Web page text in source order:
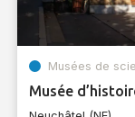
Musées de
Musée